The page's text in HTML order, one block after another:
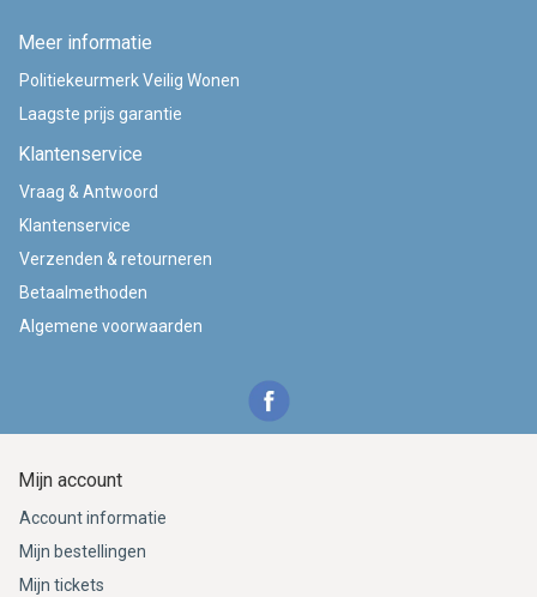
Meer informatie
Politiekeurmerk Veilig Wonen
Laagste prijs garantie
Klantenservice
Vraag & Antwoord
Klantenservice
Verzenden & retourneren
Betaalmethoden
Algemene voorwaarden
Mijn account
Account informatie
Mijn bestellingen
Mijn tickets